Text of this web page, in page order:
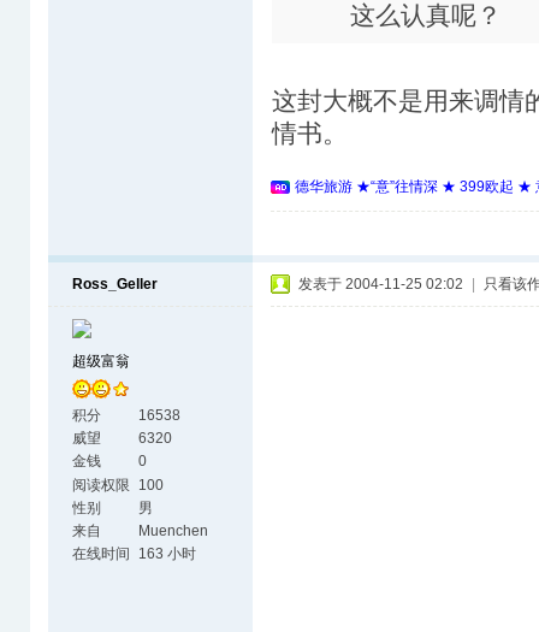
这么认真呢？
这封大概不是用来调情
情书。
德华旅游 ★“意”往情深 ★ 399欧起 ★
Ross_Geller
超级富翁
积分
16538
威望
6320
金钱
0
阅读权限
100
性别
男
来自
Muenchen
在线时间
163 小时
发表于 2004-11-25 02:02 只看该